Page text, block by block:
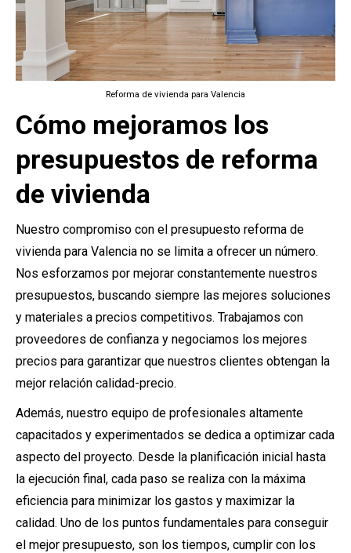
Reforma de vivienda para Valencia
Cómo mejoramos los
presupuestos de reforma
de vivienda
Nuestro compromiso con el presupuesto reforma de
vivienda para Valencia no se limita a ofrecer un número.
Nos esforzamos por mejorar constantemente nuestros
presupuestos, buscando siempre las mejores soluciones
y materiales a precios competitivos. Trabajamos con
proveedores de confianza y negociamos los mejores
precios para garantizar que nuestros clientes obtengan la
mejor relación calidad-precio.
Además, nuestro equipo de profesionales altamente
capacitados y experimentados se dedica a optimizar cada
aspecto del proyecto. Desde la planificación inicial hasta
la ejecución final, cada paso se realiza con la máxima
eficiencia para minimizar los gastos y maximizar la
calidad. Uno de los puntos fundamentales para conseguir
el mejor presupuesto, son los tiempos, cumplir con los